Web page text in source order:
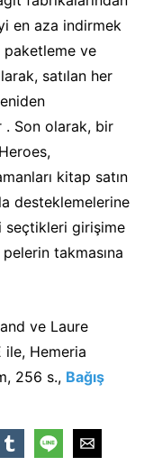
en aza indirmek
ve
satılan her
. Son olarak, bir
kitap satın
desteklemelerine
seçtikleri girişime
takmasına
ve Laure
ile, Hemeria
256 s., Bağış